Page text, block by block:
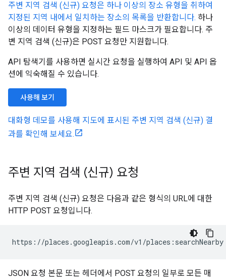
주변 지역 검색 (신규) 요청은 하나 이상의 장소 유형을 취하여
지정된 지역 내에서 일치하는 장소의 목록을 반환합니다. 하나
이상의 데이터 유형을 지정하는 필드 마스크가 필요합니다. 주
변 지역 검색 (신규)은 POST 요청만 지원합니다.
API 탐색기를 사용하면 실시간 요청을 실행하여 API 및 API 옵
션에 익숙해질 수 있습니다.
사용해 보기
대화형 데모를 사용해 지도에 표시된 주변 지역 검색 (신규) 결
과를 확인해 보세요.
주변 지역 검색 (신규) 요청
주변 지역 검색 (신규) 요청은 다음과 같은 형식의 URL에 대한
HTTP POST 요청입니다.
https://places.googleapis.com/v1/places:searchNearby
JSON 요청 본문 또는 헤더에서 POST 요청의 일부로 모든 매